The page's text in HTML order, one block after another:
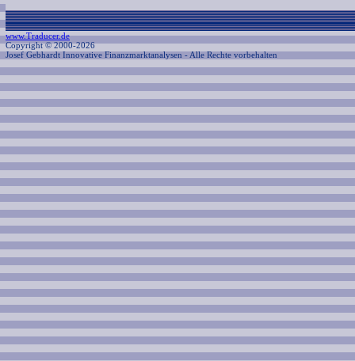
www.Traducer.de
Copyright © 2000-2026
Josef Gebhardt Innovative Finanzmarktanalysen - Alle Rechte vorbehalten